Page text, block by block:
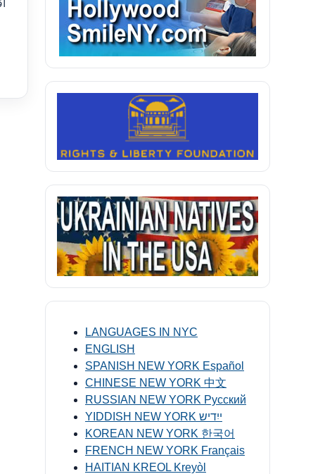
LANGUAGES IN NYC
ENGLISH
SPANISH NEW YORK Español
CHINESE NEW YORK 中文
RUSSIAN NEW YORK Русский
YIDDISH NEW YORK ייִדיש
KOREAN NEW YORK 한국어
FRENCH NEW YORK Français
HAITIAN KREOL Kreyòl